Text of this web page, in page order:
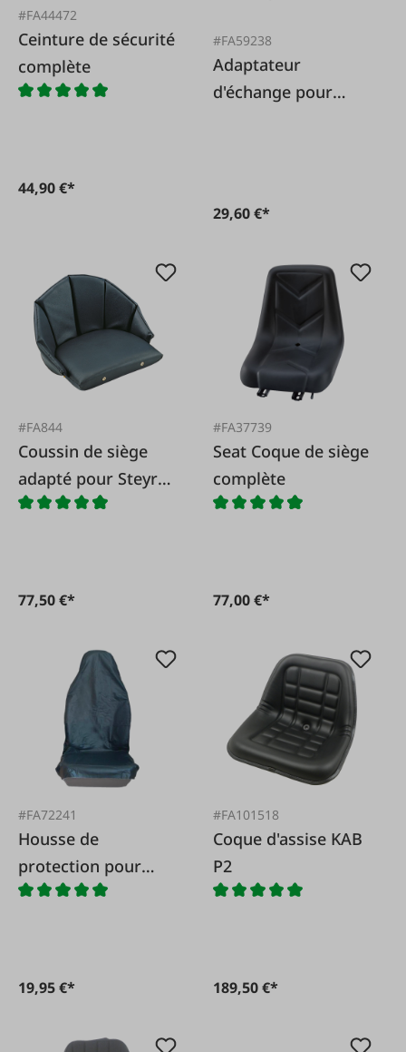
#FA44472
Ceinture de sécurité
complète
44,90 €*
#FA59238
Adaptateur
d'échange pour
29,60 €*
#FA844
Coussin de siège
adapté pour Steyr
T80, T84, T86 (15,
77,50 €*
#FA37739
Seat Coque de siège
complète
77,00 €*
#FA72241
Housse de
protection pour
sièges de véhicule
19,95 €*
#FA101518
Coque d'assise KAB
P2
189,50 €*